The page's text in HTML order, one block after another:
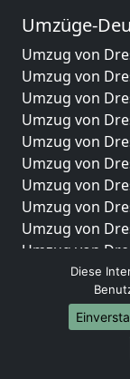
Umzüge-
Umzug von
Umzug von
Umzug von
Umzug von
Umzug von
Umzug von
Umzug von
Umzug von
Umzug von
Umzug von
Umzug von
Umzug von
Umzug von
Umzug von
Umzug von
Diese